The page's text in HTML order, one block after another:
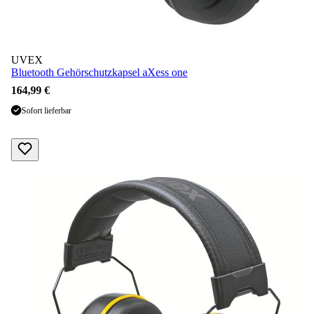
UVEX
Bluetooth Gehörschutzkapsel aXess one
164,99 €
Sofort lieferbar